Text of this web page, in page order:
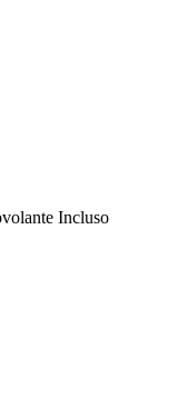
Incluso